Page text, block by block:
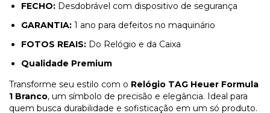
FECHO: Desdobrável com dispositivo de segurança
GARANTIA: 1 ano para defeitos no maquinário
FOTOS REAIS: Do Relógio e da Caixa
Qualidade Premium
Transforme seu estilo com o Relógio TAG Heuer Formula
1 Branco, um símbolo de precisão e elegância. Ideal para
quem busca durabilidade e sofisticação em um só produto.